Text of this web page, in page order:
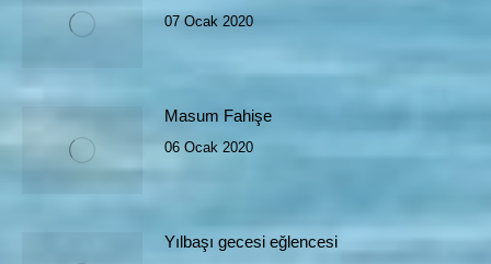
07 Ocak 2020
Masum Fahişe
06 Ocak 2020
Yılbaşı gecesi eğlencesi